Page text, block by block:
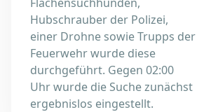
Hubschrauber der Polizei,
einer Drohne sowie Trupps der
Feuerwehr wurde diese
durchgeführt. Gegen 02:00
Uhr wurde die Suche zunächst
ergebnislos eingestellt.